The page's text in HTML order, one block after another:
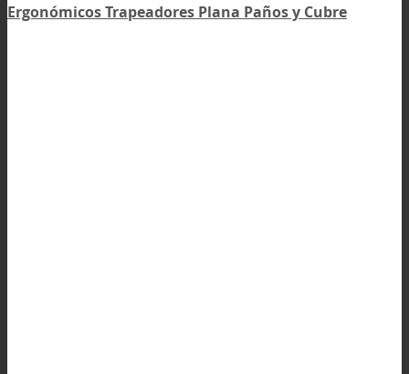
Ergonómicos Trapeadores Plana Paños y Cubre